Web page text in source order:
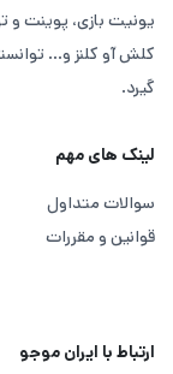
یونیت بازی، پوینت و
کلش آو کلنز و...
گیرد.
لینک های مهم
سوالات متداول
قوانین و مقررات
ارتباط با ایران موجو